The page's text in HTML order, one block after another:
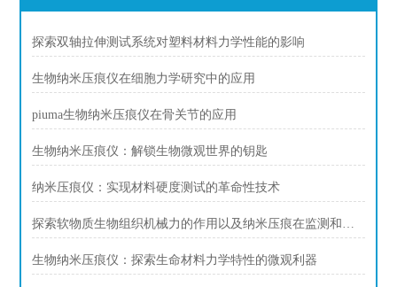
探索双轴拉伸测试系统对塑料材料力学性能的影响
生物纳米压痕仪在细胞力学研究中的应用
piuma生物纳米压痕仪在骨关节的应用
生物纳米压痕仪：解锁生物微观世界的钥匙
纳米压痕仪：实现材料硬度测试的革命性技术
探索软物质生物组织机械力的作用以及纳米压痕在监测和加速愈合过程中的潜力
生物纳米压痕仪：探索生命材料力学特性的微观利器